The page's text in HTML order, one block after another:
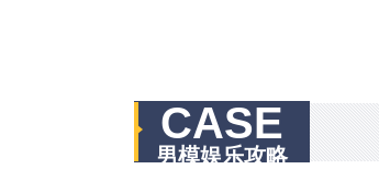
CASE
男模娱乐攻略